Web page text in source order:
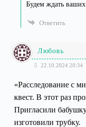
Будем ждать ваших
Ответить
Любовь
22.10.2024 20:34
«Расследование с
квест. В этот раз
Пригласили
изготовили трубку.